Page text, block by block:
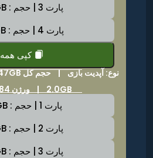
پارت 3 | حجم : 2.0GB
پارت 4 | حجم : 2.0GB
کپی همه
نوع: آپدیت بازی | حجم کل 4.47GB
2.0GB | ورژن v1245184
پارت 1 | حجم : 2.0GB
پارت 2 | حجم : 2.0GB
پارت 3 | حجم : 2.0GB